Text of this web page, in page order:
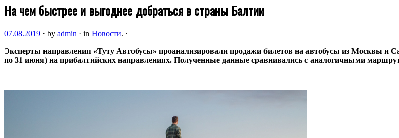
На чем быстрее и выгоднее добраться в страны Балтии
07.08.2019 · by admin · in Новости. ·
Эксперты направления «Туту Автобусы» проанализировали продажи билетов на автобусы из Москвы и
по 31 июня) на прибалтийских направлениях. Полученные данные сравнивались с аналогичными